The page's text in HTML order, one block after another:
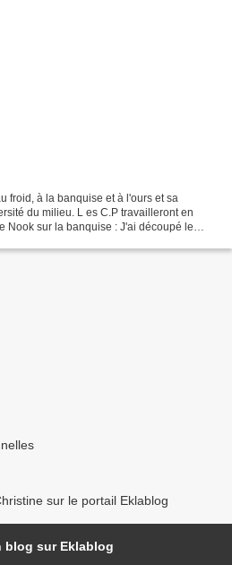
froid, à la banquise et à l'ours et sa
du milieu. L es C.P travailleront en
Nook sur la banquise : J'ai découpé le
sur le portail Eklablog
blog sur Eklablog